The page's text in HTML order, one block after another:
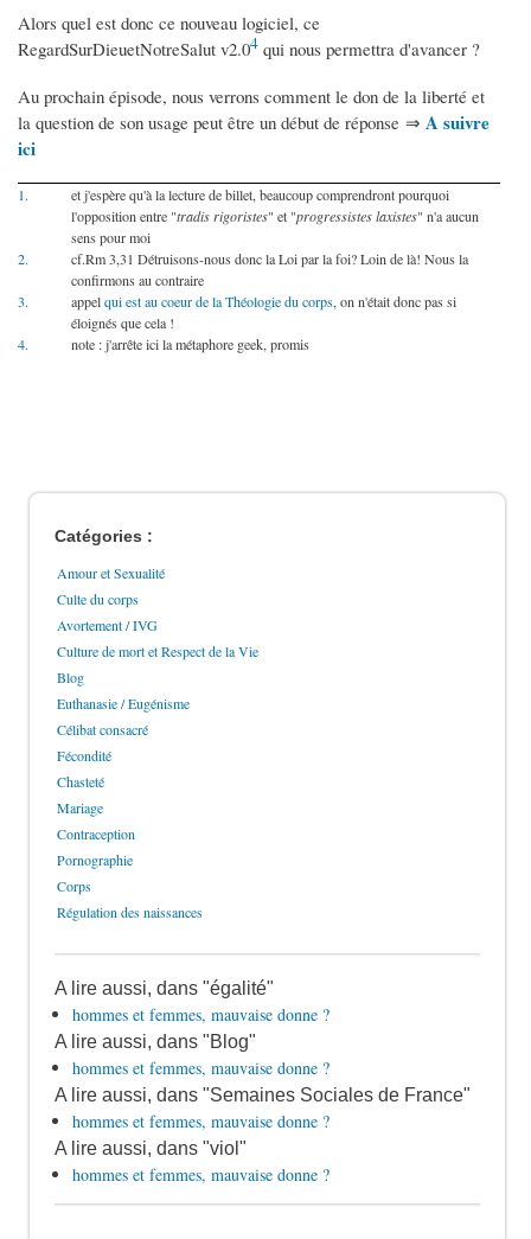
Alors quel est donc ce nouveau logiciel, ce
RegardSurDieuetNotreSalut v2.04 qui nous permettra d'avancer ?
Au prochain épisode, nous verrons comment le don de la liberté et
la question de son usage peut être un début de réponse ⇒ A suivre
ici
1.
et j'espère qu'à la lecture de billet, beaucoup comprendront pourquoi
l'opposition entre "tradis rigoristes" et "progressistes laxistes" n'a aucun
sens pour moi
2.
cf.Rm 3,31 Détruisons-nous donc la Loi par la foi? Loin de là! Nous la
confirmons au contraire
3.
appelqui est au coeur de la Théologie du corps, on n'était donc pas si
éloignés que cela !
4.
note : j'arrête ici la métaphore geek, promis
Catégories :
Amour et Sexualité
Culte du corps
Avortement / IVG
Culture de mort et Respect de la Vie
Blog
Euthanasie / Eugénisme
Célibat consacré
Fécondité
Chasteté
Mariage
Contraception
Pornographie
Corps
Régulation des naissances
A lire aussi, dans "égalité"
hommes et femmes, mauvaise donne ?
A lire aussi, dans "Blog"
hommes et femmes, mauvaise donne ?
A lire aussi, dans "Semaines Sociales de France"
hommes et femmes, mauvaise donne ?
A lire aussi, dans "viol"
hommes et femmes, mauvaise donne ?